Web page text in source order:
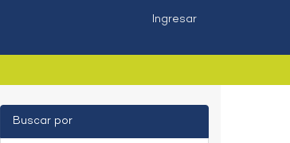
Ingresar
Buscar por